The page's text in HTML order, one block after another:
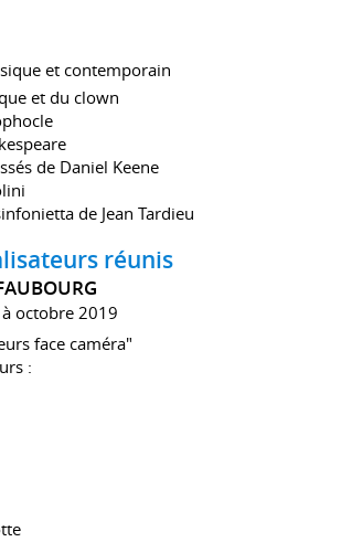
et contemporain
et du clown
de Daniel Keene
de Jean Tardieu
réunis
octobre 2019
face caméra"
: